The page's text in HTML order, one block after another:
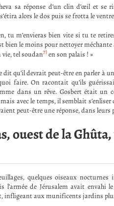
sa réponse d’un clin d’œil et se
alors le dos puis se frotta le
tu m’envieras bien vite si tu te
bien le moins pour nettoyer
tel soudan7) en son palais ! »
dit qu’il devrait peut-être en parler à
faire. On racontait qu’ils
dans un rêve. Gosbert était un
mais avec le temps, il semblait
peut-être une réponse, dans leurs
ouest de la
quelques oiseaux
l’armée de Jérusalem avait envahi
infligeant aux munificents jardins